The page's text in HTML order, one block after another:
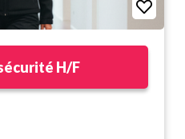
H/F